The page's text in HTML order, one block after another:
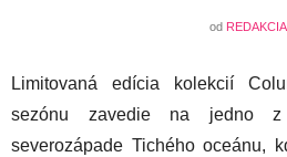
od REDAKCIA
Limitovaná edícia kolekcií
sezónu zavedie na jedno
severozápade Tichého oceánu,